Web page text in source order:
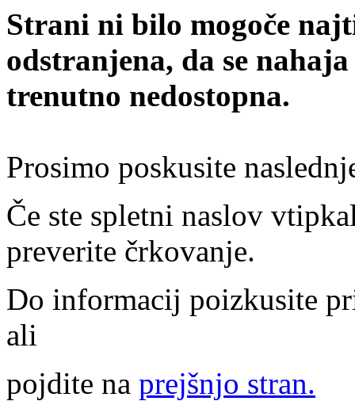
Strani ni bilo mogoče
odstranjena, da se
trenutno nedostopna.
Prosimo poskusite
Če ste spletni naslov
preverite črkovanje.
Do informacij poizkusite
ali
pojdite na prejšnjo stran.